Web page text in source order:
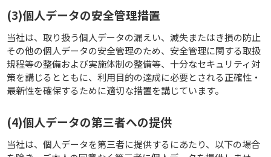
(3)個人データの安全管理措置
当社は、取り扱う個人データの漏えい、滅失またはき損の防止
その他の個人データの安全管理のため、安全管理に関する取扱
規程等の整備および実施体制の整備等、十分なセキュリティ対
策を講じるとともに、利用目的の達成に必要とされる正確性・
最新性を確保するために適切な措置を講じています。
(4)個人データの第三者への提供
当社は、個人データを第三者に提供するにあたり、以下の場合